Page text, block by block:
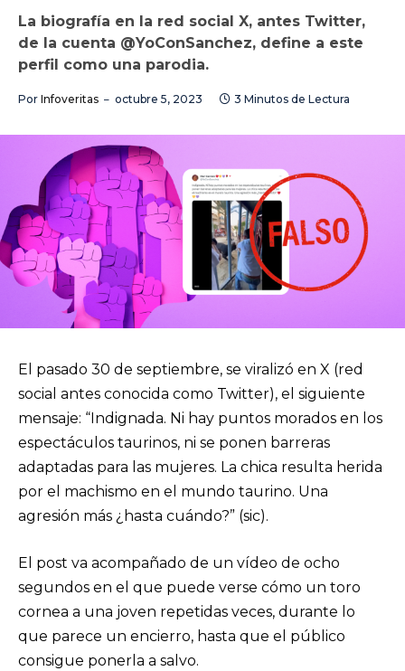
La biografía en la red social X, antes Twitter,
de la cuenta @YoConSanchez, define a este
perfil como una parodia.
Por Infoveritas octubre 5, 2023 3 Minutos de Lectura
El pasado 30 de septiembre, se viralizó en X (red
social antes conocida como Twitter), el siguiente
mensaje: “Indignada. Ni hay puntos morados en los
espectáculos taurinos, ni se ponen barreras
adaptadas para las mujeres. La chica resulta herida
por el machismo en el mundo taurino. Una
agresión más ¿hasta cuándo?” (sic).
El post va acompañado de un vídeo de ocho
segundos en el que puede verse cómo un toro
cornea a una joven repetidas veces, durante lo
que parece un encierro, hasta que el público
consigue ponerla a salvo.